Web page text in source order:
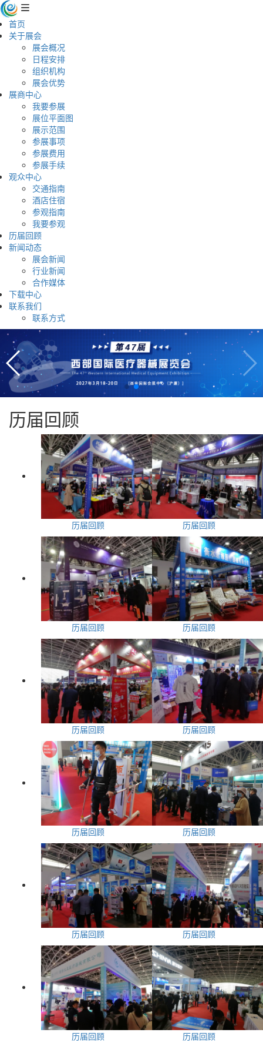
首页
关于展会
展会概况
日程安排
组织机构
展会优势
展商中心
我要参展
展位平面图
展示范围
参展事项
参展费用
参展手续
观众中心
交通指南
酒店住宿
参观指南
我要参观
历届回顾
新闻动态
展会新闻
行业新闻
合作媒体
下载中心
联系我们
联系方式
历届回顾
历届回顾 历届回顾
历届回顾 历届回顾
历届回顾 历届回顾
历届回顾 历届回顾
历届回顾 历届回顾
历届回顾 历届回顾